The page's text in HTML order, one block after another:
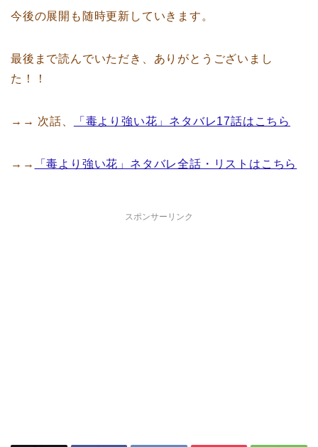
今後の展開も随時更新していきます。
最後まで読んでいただき、ありがとうございまし
た！！
→→ 次話、 「毒より強い花」ネタバレ17話はこちら
→→ 「毒より強い花」ネタバレ全話・リストはこちら
スポンサーリンク